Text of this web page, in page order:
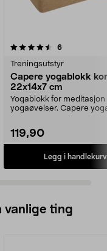
6anmeldelser
Treningsutstyr
Capere yogablokk
22x14x7 cm
Yogablokk for meditasjon
yogaøvelser. Capere
119,90
Legg i handlekurv
4.5 av 5 stjerner
vanlige ting